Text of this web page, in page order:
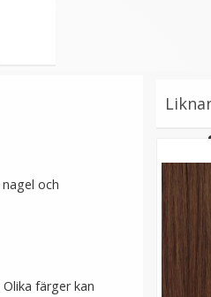
och
färger kan